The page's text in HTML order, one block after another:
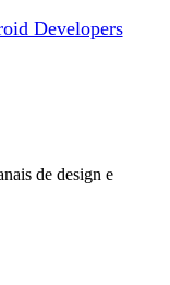
Developers
de design e